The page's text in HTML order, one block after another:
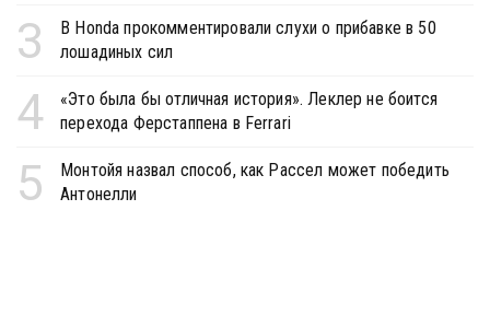
3
В Honda прокомментировали слухи о прибавке в 50
лошадиных сил
4
«Это была бы отличная история». Леклер не боится
перехода Ферстаппена в Ferrari
5
Монтойя назвал способ, как Рассел может победить
Антонелли